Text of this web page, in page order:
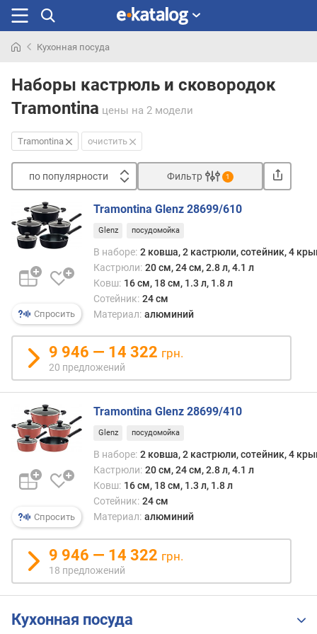
раньше
Кухонная посуда
Наборы кастрюль и сковородок
Tramontina цены на 2 модели
Tramontina очистить
по популярности
п
о
п
о
п
л
я
р
н
о
с
т
и
о
т
д
е
е
в
х
р
Фильтр 1
Спросить
Tramontina Glenz 28699/610
Glenz посудомойка
В наборе: 2 ковша, 2 кастрюли, сотейник, 4
Кастрюли: 20 см, 24 см, 2.8 л, 4.1 л
Ковш: 16 см, 18 см, 1.3 л, 1.8 л
Сотейник: 24 см
Материал: алюминий
9 946 — 14 322 грн.
20 предложений
Спросить
Tramontina Glenz 28699/410
Glenz посудомойка
В наборе: 2 ковша, 2 кастрюли, сотейник, 4
Кастрюли: 20 см, 24 см, 2.8 л, 4.1 л
Ковш: 16 см, 18 см, 1.3 л, 1.8 л
Сотейник: 24 см
Материал: алюминий
9 946 — 14 322 грн.
18 предложений
Кухонная посуда